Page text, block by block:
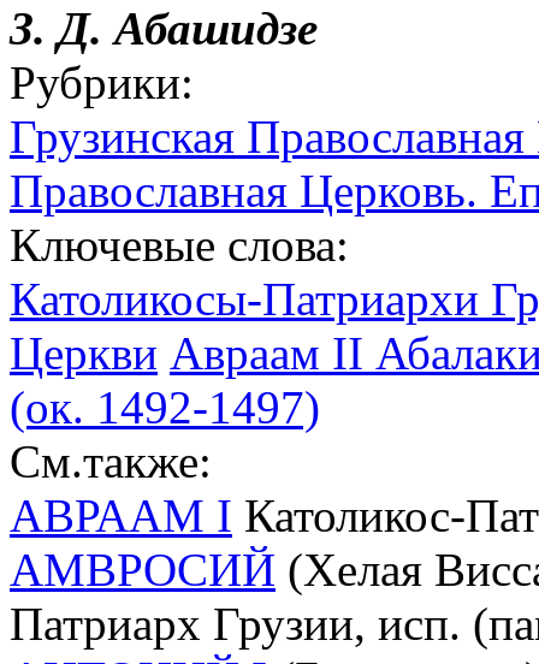
З. Д. Абашидзе
Рубрики:
Грузинская
Православная Церковь.
Ключевые слова:
Католикосы-Патриархи
Церкви Авраам II
(ок. 1492-1497)
См.также:
АВРААМ I Католикос-
АМВРОСИЙ (Хелая
Патриарх Грузии, исп.